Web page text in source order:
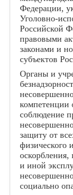
Федерации,
Уголовно-
Российской
правовыми
законами и
субъектов
Органы и
компетенции
соблюдение
защиту от
физического
оскорбления,
и иной
социально